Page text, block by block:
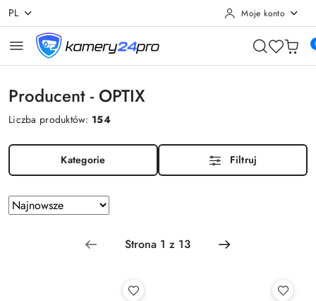
Przejdź do treści głównej
Przejdź do wyszukiwarki
Przejdź do moje konto
Przejdź do menu głównego
Przejdź do stopki
PL Moje konto
Producent - OPTIX
Liczba produktów: 154
Kategorie Filtruj
Zastosowano
sortowanie:
Sortuj
według